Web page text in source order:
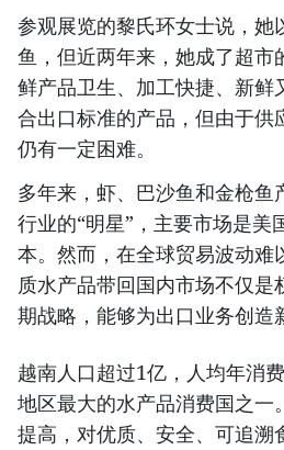
参观展览的黎氏环女士说，她
鱼，但近两年来，她成了超市
鲜产品卫生、加工快捷、新鲜
合出口标准的产品，但由于供
仍有一定困难。
多年来，虾、巴沙鱼和金枪鱼
行业的“明星”，主要市场是美
本。然而，在全球贸易波动难
质水产品带回国内市场不仅是
期战略，能够为出口业务创造
越南人口超过1亿，人均年消
地区最大的水产品消费国之一
提高，对优质、安全、可追溯